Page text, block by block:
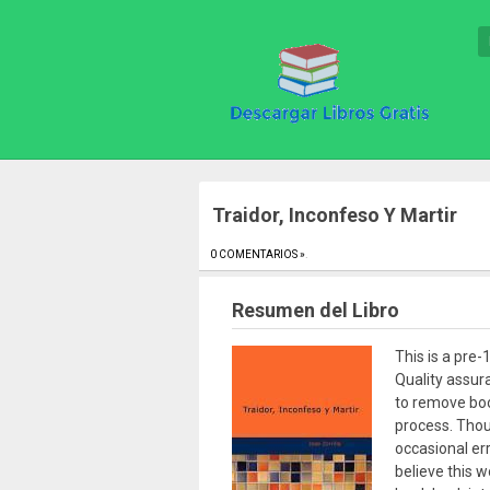
Traidor, Inconfeso Y Martir
0 COMENTARIOS »
Resumen del Libro
This is a pre-
Quality
to remove
process.
occasional
believe this